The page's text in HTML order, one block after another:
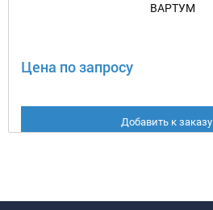
ВАРТУМ
Цена по запросу
Добавить к заказу